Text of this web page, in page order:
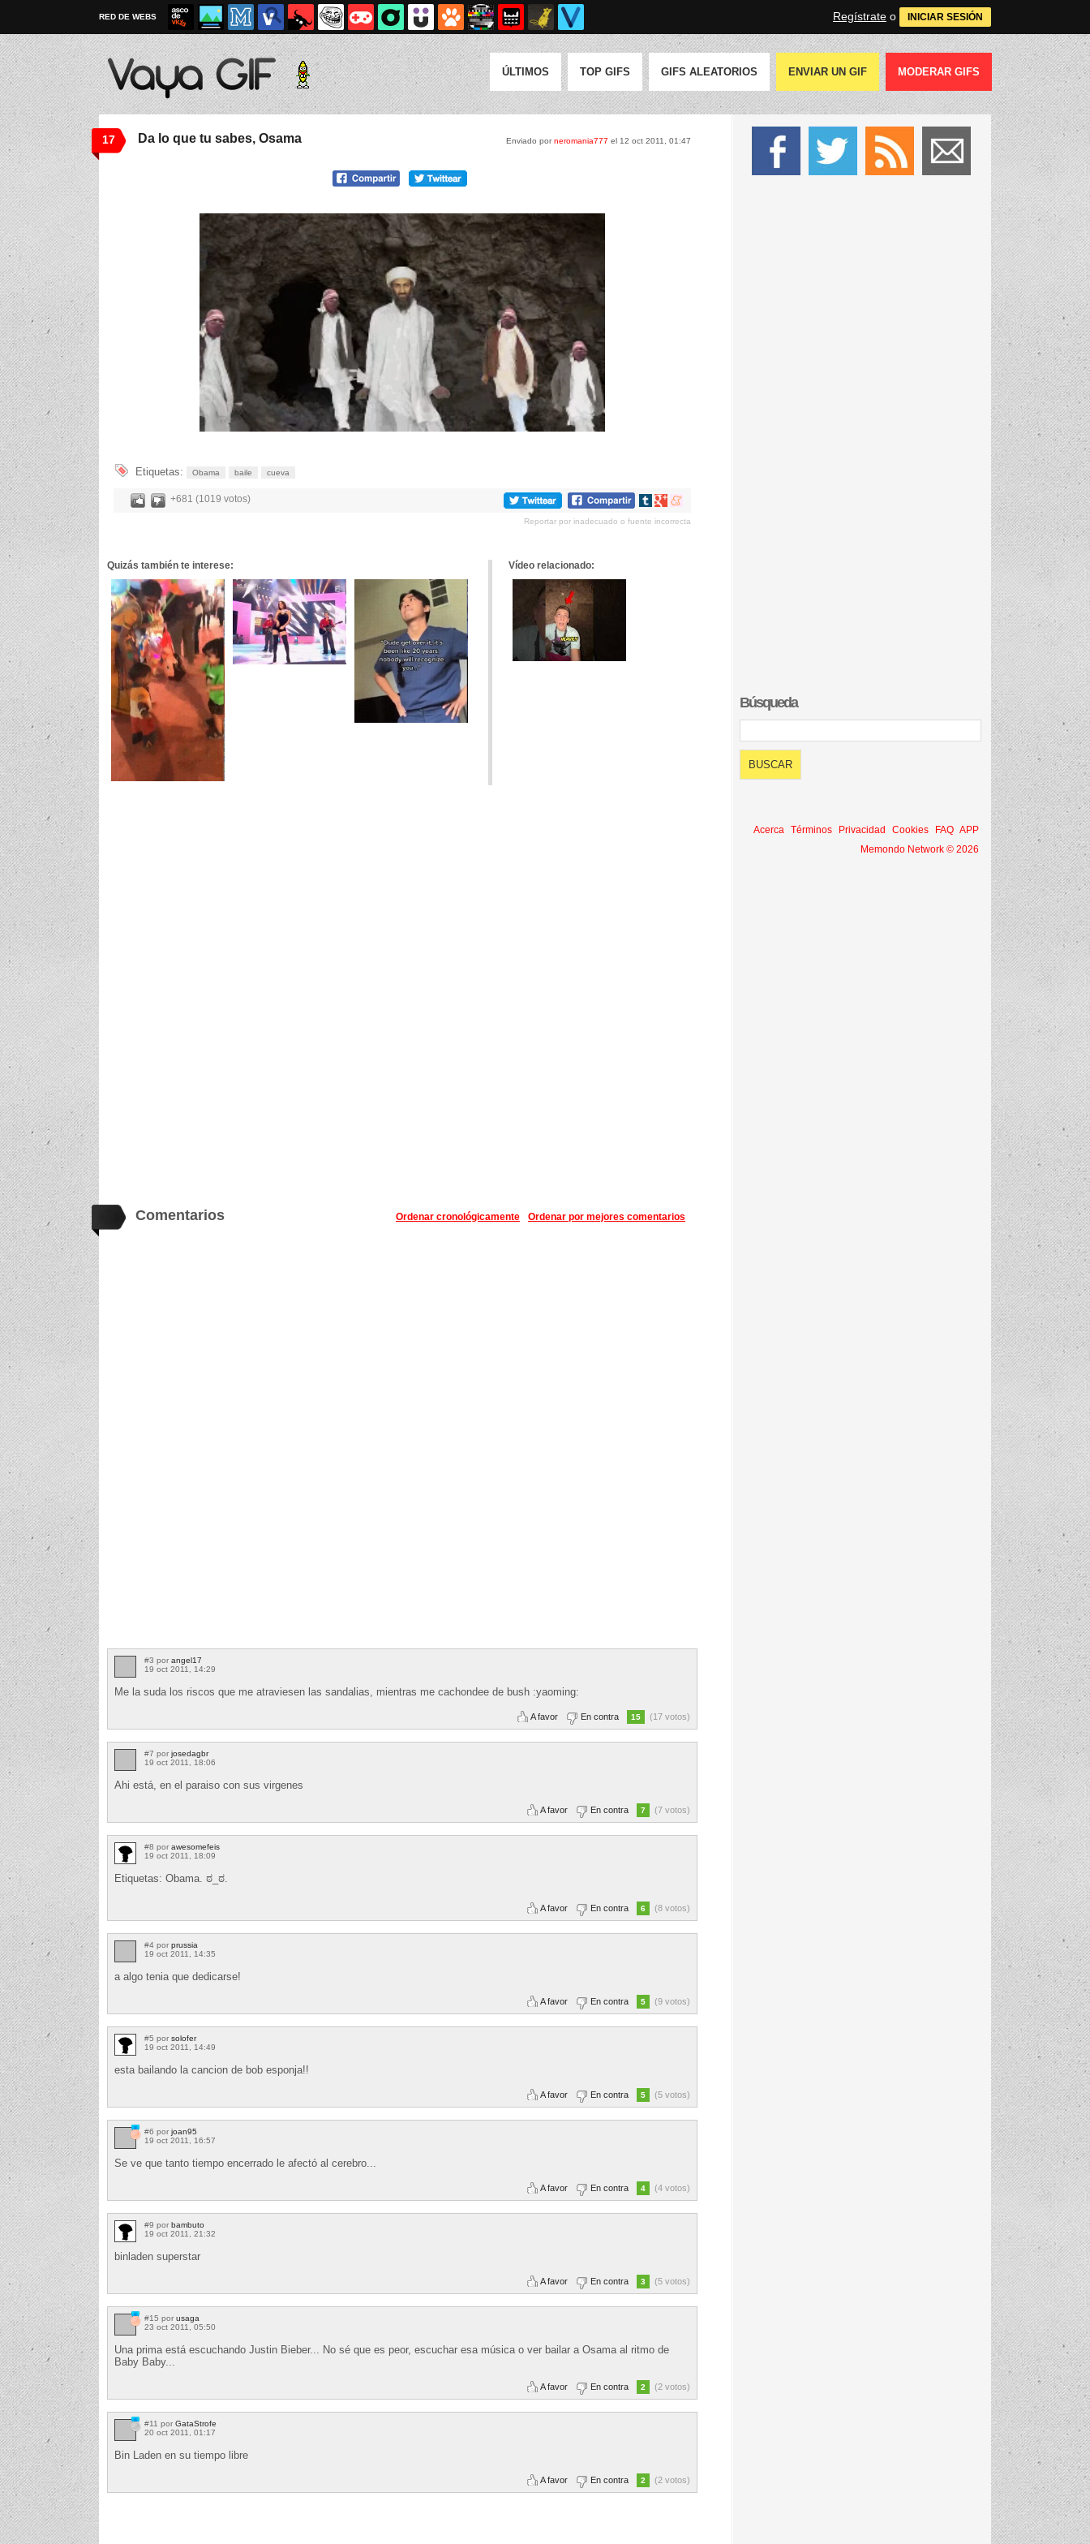
RED DE WEBS Regístrate o INICIAR SESIÓN
ÚLTIMOS TOP GIFS GIFS ALEATORIOS ENVIAR UN GIF MODERAR GIFS
17 Enviado porneromania777 el 12 oct 2011, 01:47
Da lo que tu sabes, Osama
Etiquetas: Obama baile cueva
+681 (1019 votos)
Compartir
tumblr
Compartir
Google+
Compartir
meneame
Reportar por inadecuado o fuente incorrecta
Quizás también te interese: Vídeo relacionado:
Comentarios Ordenar por mejores comentarios
Ordenar cronológicamente
#3 por angel17
19 oct 2011, 14:29
Me la suda los riscos que me atraviesen las sandalias, mientras me cachondee de bush :yaoming:
A favor En contra 15 (17 votos)
#7 por josedagbr
19 oct 2011, 18:06
Ahi está, en el paraiso con sus virgenes
A favor En contra 7 (7 votos)
#8 por awesomefeis
19 oct 2011, 18:09
Etiquetas: Obama. ಠ_ಠ.
A favor En contra 6 (8 votos)
#4 por prussia
19 oct 2011, 14:35
a algo tenia que dedicarse!
A favor En contra 5 (9 votos)
#5 por solofer
19 oct 2011, 14:49
esta bailando la cancion de bob esponja!!
A favor En contra 5 (5 votos)
#6 por joan95
19 oct 2011, 16:57
Se ve que tanto tiempo encerrado le afectó al cerebro...
A favor En contra 4 (4 votos)
#9 por bambuto
19 oct 2011, 21:32
binladen superstar
A favor En contra 3 (5 votos)
#15 por usaga
23 oct 2011, 05:50
Una prima está escuchando Justin Bieber... No sé que es peor, escuchar esa música o ver bailar a Osama al ritmo de
Baby Baby...
A favor En contra 2 (2 votos)
#11 por GataStrofe
20 oct 2011, 01:17
Bin Laden en su tiempo libre
A favor En contra 2 (2 votos)
Búsqueda
Acerca Términos Privacidad Cookies FAQ APP
Memondo Network © 2026